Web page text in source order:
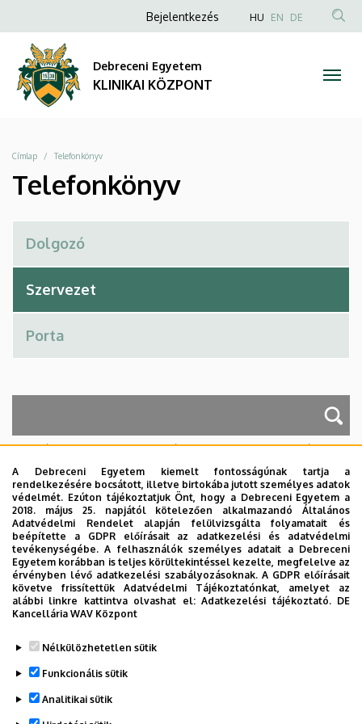
A Debreceni Egyetem kiemelt fontosságúnak tartja a
rendelkezésére bocsátott, illetve birtokába jutott személyes adatok
védelmét. Ezúton tájékoztatjuk Önt, hogy a Debreceni Egyetem a
2018. május 25. napjától kötelezően alkalmazandó Általános
Adatvédelmi Rendelet alapján felülvizsgálta folyamatait és
beépítette a GDPR előírásait az adatkezelési és adatvédelmi
tevékenységébe. A felhasználók személyes adatait a Debreceni
Egyetem korábban is teljes körültekintéssel kezelte, megfelelve az
érvényben lévő adatkezelési szabályozásoknak. A GDPR előírásait
követve frissítettük Adatvédelmi Tájékoztatónkat, amelyet az
alábbi linkre kattintva olvashat el:Adatkezelési tájékoztató. DE
Kancellária WAV Központ
Nélkülözhetetlen sütik
Funkcionális sütik
Analitikai sütik
Telefonkönyv
KLINIKAI
KÖZPONT
a
tartalomra
Anonim
fiók
menüje
Bejelentkezés HU EN DE
Debreceni Egyetem
KLINIKAI KÖZPONT
Morzsa
Címlap Telefonkönyv
Telefonkönyv
A keresés a következőkre működik: Név, Munkahely (szervezeti egység),
Szervezetek
Nincs találat.
Dolgozói adatmódosítás igénylése a DE
telefonkönyvében|Külső személyek rögzítése a
DE telefonkönyvében| Súgó|Hibabejelentés